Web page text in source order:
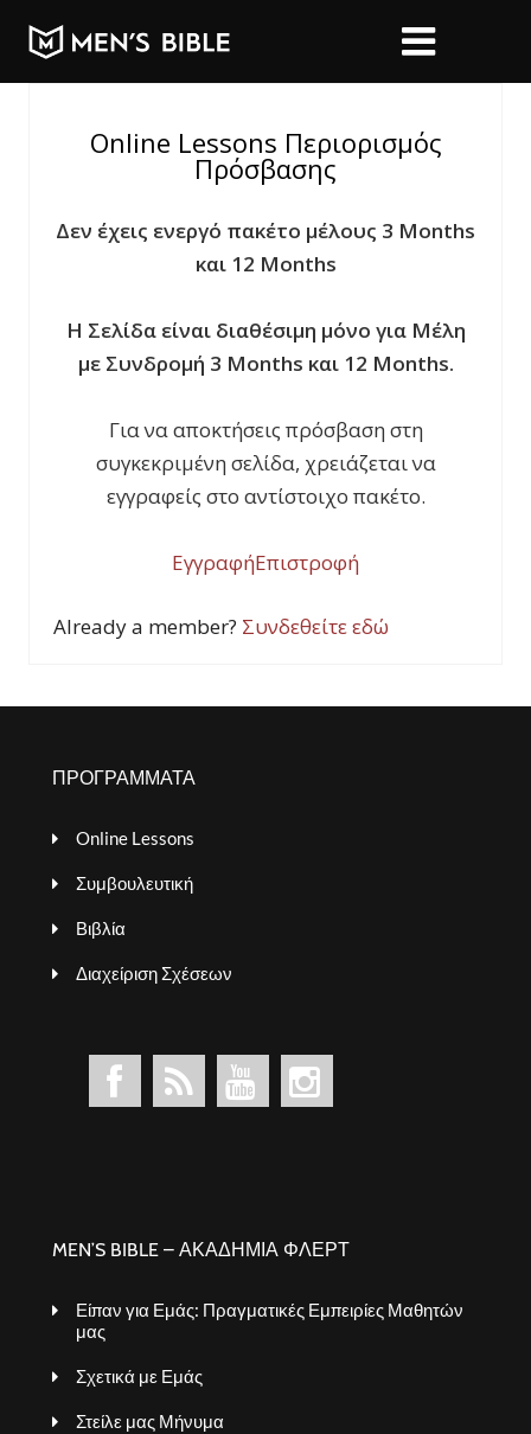
Online Lessons Περιορισμός
Πρόσβασης
Δεν έχεις ενεργό πακέτο μέλους 3 Months
και 12 Months
Η Σελίδα είναι διαθέσιμη μόνο για Μέλη
με Συνδρομή 3 Months και 12 Months.
Για να αποκτήσεις πρόσβαση στη
συγκεκριμένη σελίδα, χρειάζεται να
εγγραφείς στο αντίστοιχο πακέτο.
ΕγγραφήΕπιστροφή
Already a member? Συνδεθείτε εδώ
ΠΡΟΓΡΑΜΜΑΤΑ
Online Lessons
Συμβουλευτική
Βιβλία
Διαχείριση Σχέσεων
MEN’S BIBLE – ΑΚΑΔΗΜΙΑ ΦΛΕΡΤ
Είπαν για Εμάς: Πραγματικές Εμπειρίες Μαθητών
μας
Σχετικά με Εμάς
Στείλε μας Μήνυμα